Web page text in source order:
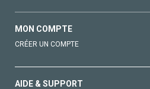
MON COMPTE
CRÉER UN COMPTE
AIDE & SUPPORT